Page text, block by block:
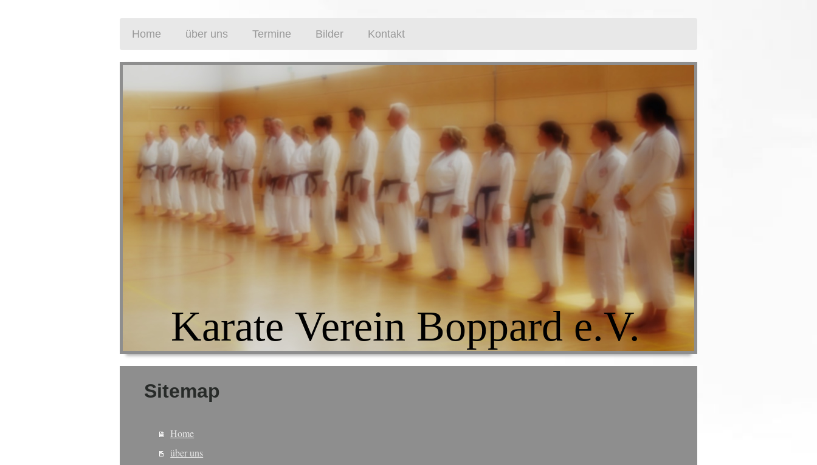
Home über uns Termine Bilder Kontakt
Karate Verein Boppard e.V.
Sitemap
Home
über uns